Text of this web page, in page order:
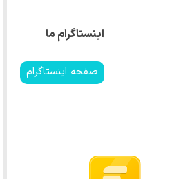
اینستاگرام ما
صفحه اینستاگرام